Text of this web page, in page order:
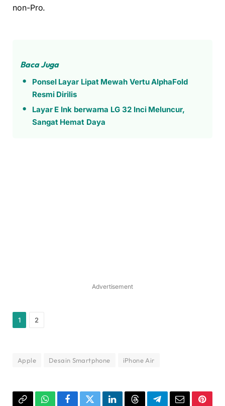
non-Pro.
Baca Juga
Ponsel Layar Lipat Mewah Vertu AlphaFold
Resmi Dirilis
Layar E Ink berwarna LG 32 Inci Meluncur,
Sangat Hemat Daya
Advertisement
1 2
Apple Desain Smartphone iPhone Air